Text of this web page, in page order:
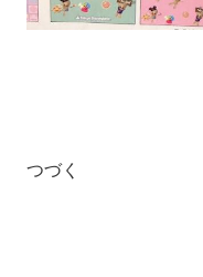
つづく